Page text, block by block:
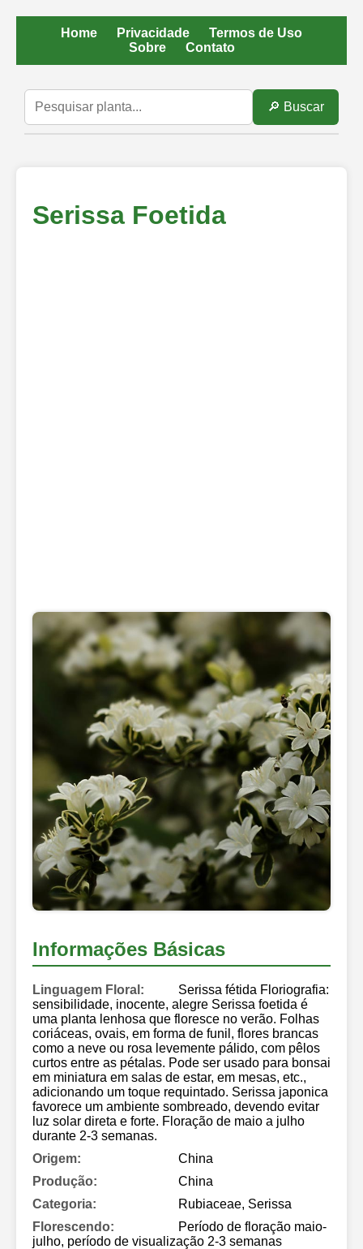
Home Privacidade
Termos de Uso
Sobre
Contato
🔎 Buscar
Serissa Foetida
Informações Básicas
Linguagem Floral:
Serissa fétida Floriografia:
sensibilidade, inocente, alegre Serissa foetida é
uma planta lenhosa que floresce no verão. Folhas
coriáceas, ovais, em forma de funil, flores brancas
como a neve ou rosa levemente pálido, com pêlos
curtos entre as pétalas. Pode ser usado para bonsai
em miniatura em salas de estar, em mesas, etc.,
adicionando um toque requintado. Serissa japonica
favorece um ambiente sombreado, devendo evitar
luz solar direta e forte. Floração de maio a julho
durante 2-3 semanas.
Origem:
China
Produção:
China
Categoria:
Rubiaceae, Serissa
Florescendo:
Período de floração maio-
julho, período de visualização 2-3 semanas